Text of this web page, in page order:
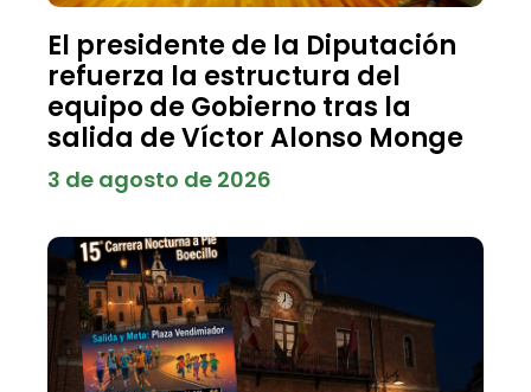
El presidente de la Diputación
refuerza la estructura del
equipo de Gobierno tras la
salida de Víctor Alonso Monge
3 de agosto de 2026